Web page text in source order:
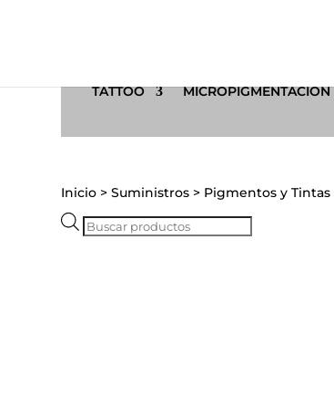
TATTOO MICROPIGMENTACIÓN
Inicio >Suministros > Pigmentos y Tintas
Búsqueda